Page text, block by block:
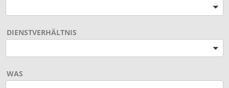
DIENSTVERHÄLTNIS
WAS